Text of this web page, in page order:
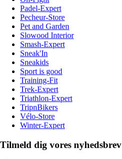
Padel-Expert
Pecheur-Store
Pet and Garden
Slowood Interior
Smash-Expert
Sneak'In
Sneakids
Sport is good
Training-Fit
Trek-Expert
Triathlon-Expert
TripnBikers
Vélo-Store
Winter-Expert
Tilmeld dig vores nyhedsbrev